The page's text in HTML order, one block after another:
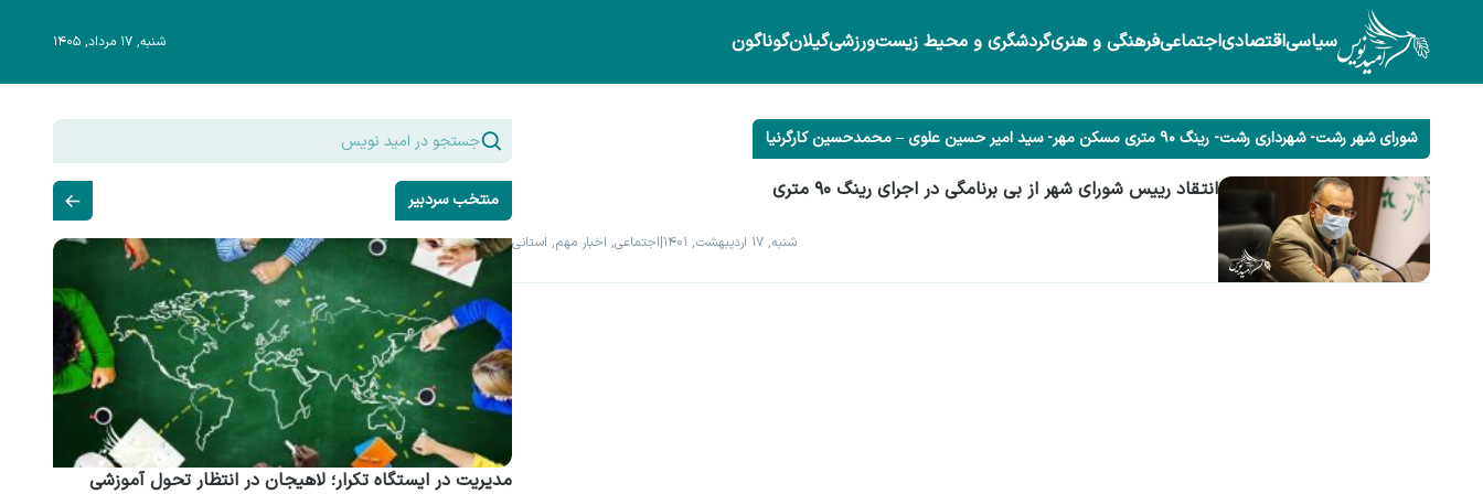
سیاسیاقتصادیاجتماعیفرهنگی و هنریگردشگری و محیط زیستورزشیگیلانگوناگون شنبه, ۱۷ مرداد, ۱۴۰۵
شورای شهر رشت- شهرداری رشت- رینگ 90 متری مسکن مهر- سید امیر حسین علوی – محمدحسین کارگرنیا
انتقاد رییس شورای شهر از بی برنامگی در اجرای رینگ ۹۰ متری
شنبه, ۱۷ اردیبهشت, ۱۴۰۱ |اجتماعی, اخبار مهم, استانی
منتخب سردبیر
مدیریت در ایستگاه تکرار؛ لاهیجان در انتظار تحول آموزشی